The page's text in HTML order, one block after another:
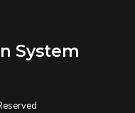
System